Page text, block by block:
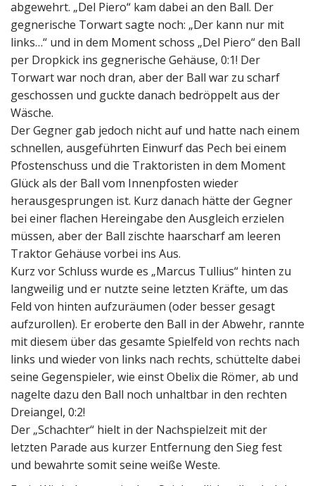
abgewehrt. „Del Piero“ kam dabei an den Ball. Der
gegnerische Torwart sagte noch: „Der kann nur mit
links…“ und in dem Moment schoss „Del Piero“ den Ball
per Dropkick ins gegnerische Gehäuse, 0:1! Der
Torwart war noch dran, aber der Ball war zu scharf
geschossen und guckte danach bedröppelt aus der
Wäsche.
Der Gegner gab jedoch nicht auf und hatte nach einem
schnellen, ausgeführten Einwurf das Pech bei einem
Pfostenschuss und die Traktoristen in dem Moment
Glück als der Ball vom Innenpfosten wieder
herausgesprungen ist. Kurz danach hätte der Gegner
bei einer flachen Hereingabe den Ausgleich erzielen
müssen, aber der Ball zischte haarscharf am leeren
Traktor Gehäuse vorbei ins Aus.
Kurz vor Schluss wurde es „Marcus Tullius“ hinten zu
langweilig und er nutzte seine letzten Kräfte, um das
Feld von hinten aufzuräumen (oder besser gesagt
aufzurollen). Er eroberte den Ball in der Abwehr, rannte
mit diesem über das gesamte Spielfeld von rechts nach
links und wieder von links nach rechts, schüttelte dabei
seine Gegenspieler, wie einst Obelix die Römer, ab und
nagelte dazu den Ball noch unhaltbar in den rechten
Dreiangel, 0:2!
Der „Schachter“ hielt in der Nachspielzeit mit der
letzten Parade aus kurzer Entfernung den Sieg fest
und bewahrte somit seine weiße Weste.